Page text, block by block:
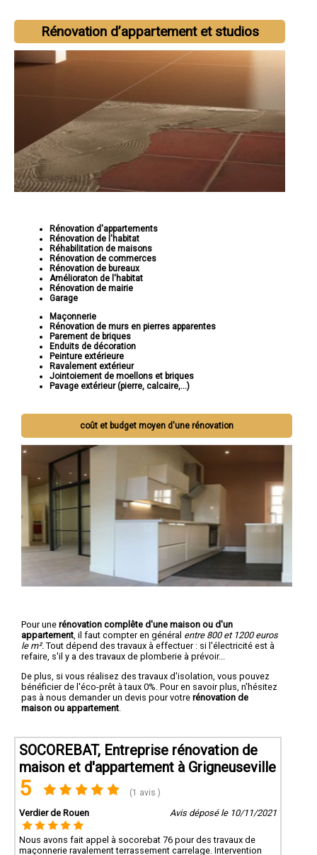
Rénovation d’appartement et studios
Rénovation d'appartements
Rénovation de l'habitat
Réhabilitation de maisons
Rénovation de commerces
Rénovation de bureaux
Amélioraton de l'habitat
Rénovation de mairie
Garage
Maçonnerie
Rénovation de murs en pierres apparentes
Parement de briques
Enduits de décoration
Peinture extérieure
Ravalement extérieur
Jointoiement de moellons et briques
Pavage extérieur (pierre, calcaire,...)
coût et budget moyen d'une rénovation
Pour une rénovation complête d'une maison ou d'un
appartement , il faut compter en général entre 800 et 1200 euros
le m². Tout dépend des travaux à effectuer : si l'électricité est à
refaire, s'il y a des travaux de plomberie à prévoir...
De plus, si vous réalisez des travaux d'isolation, vous pouvez
bénéficier de l'éco-prêt à taux 0%. Pour en savoir plus, n'hésitez
pas à nous demander un devis pour votre rénovation de
maison ou appartement
SOCOREBAT, Entreprise rénovation de
maison et d'appartement à Grigneuseville
5 (1 avis )
Verdier de Rouen Avis déposé le 10/11/2021
Nous avons fait appel à socorebat 76 pour des travaux de
maçonnerie ravalement terrassement carrelage. Intervention